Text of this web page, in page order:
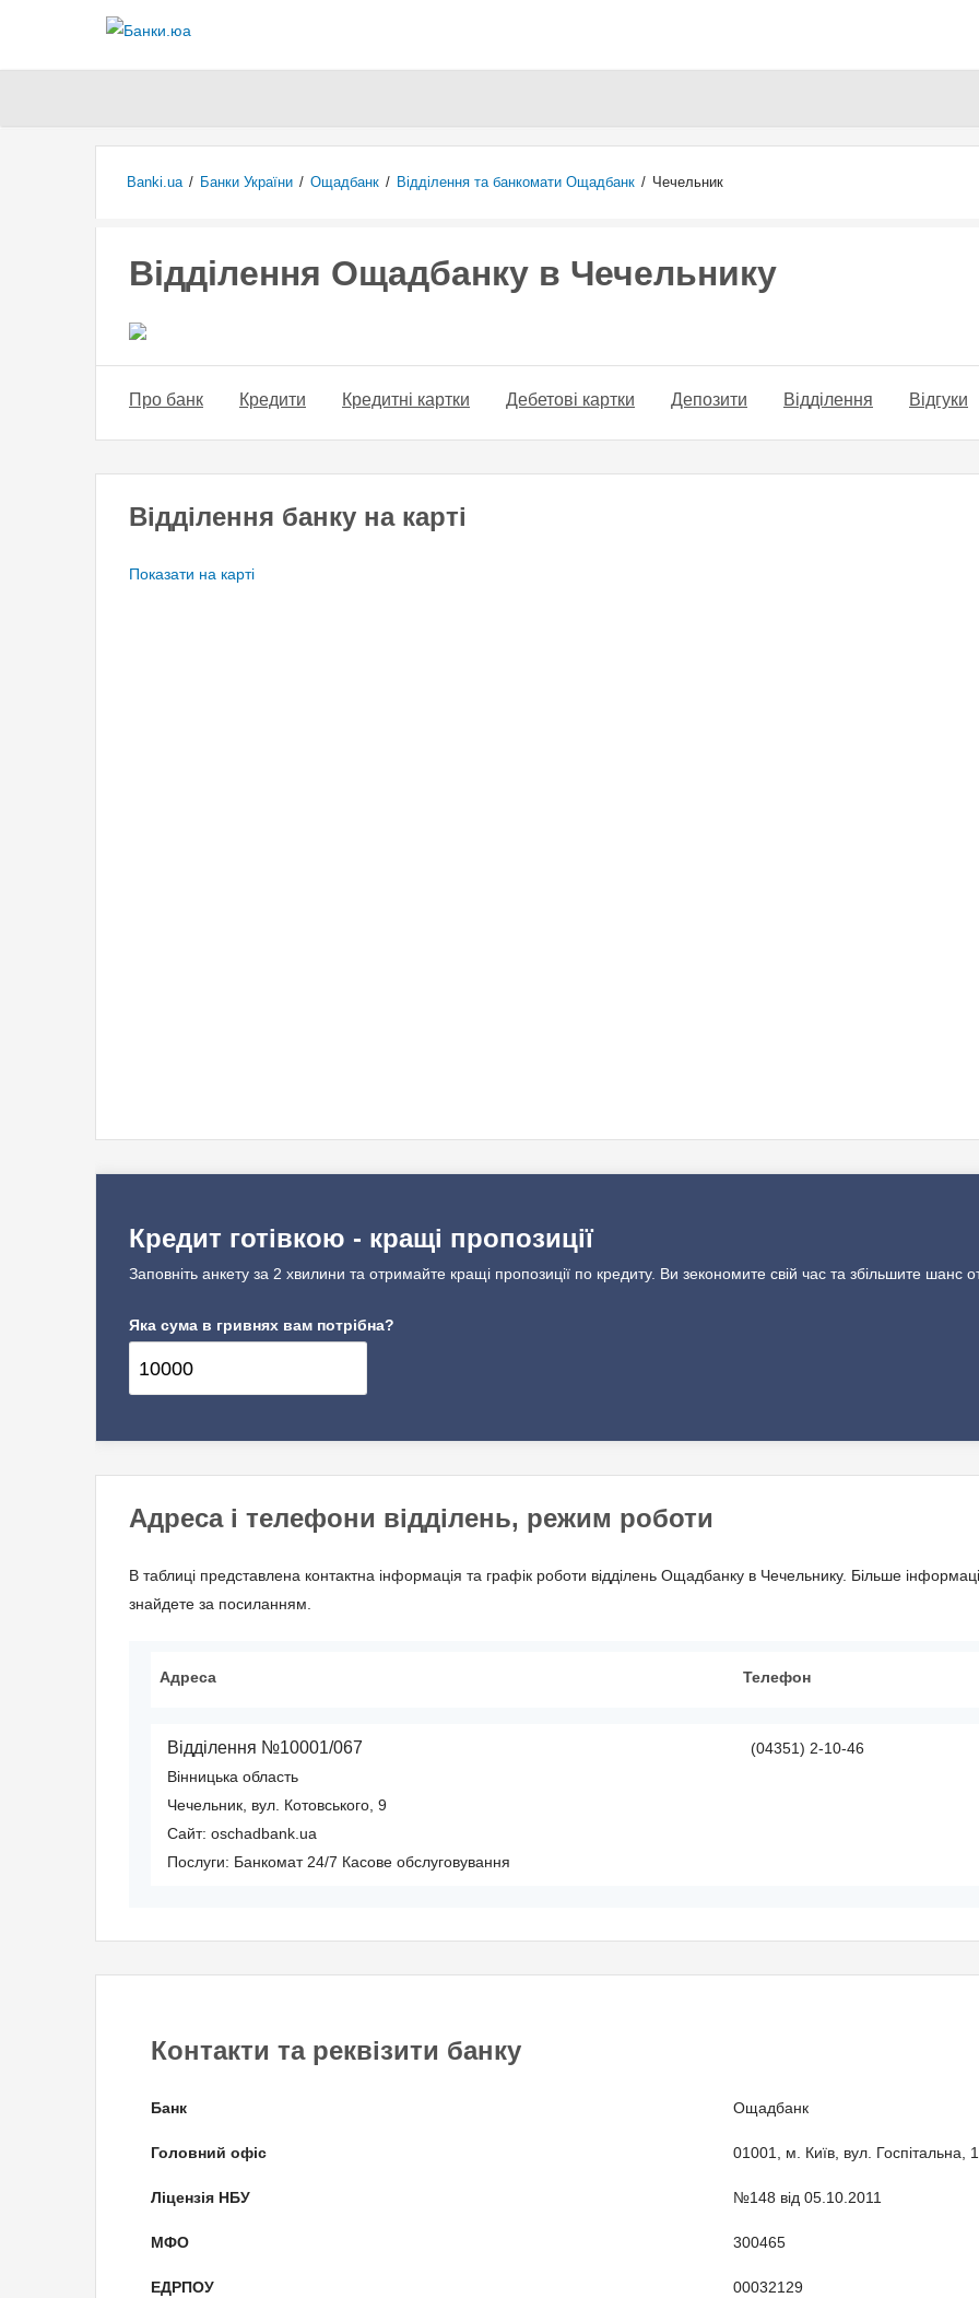
Banki.ua / Банки України / Ощадбанк / Відділення та банкомати Ощадбанк / Чечельник
Відділення Ощадбанку в Чечельнику
Про банк Кредити Кредитні картки Дебетові картки Депозити Відділення Відгуки
Відділення банку на карті
Показати на карті
Кредит готівкою - кращі пропозиції
Заповніть анкету за 2 хвилини та отримайте кращі пропозиції по кредиту. Ви зекономите свій час та збільшите шанс
Яка сума в гривнях вам потрібна?
Адреса і телефони відділень, режим роботи
В таблиці представлена контактна інформація та графік роботи відділень Ощадбанку в Чечельнику. Більше
знайдете за посиланням.
Адреса Телефон
Відділення №10001/067
Вінницька область
Чечельник, вул. Котовського, 9
Сайт: oschadbank.ua
Послуги: Банкомат 24/7 Касове обслуговування
(04351) 2-10-46
Контакти та реквізити банку
Банк Ощадбанк
Головний офіс 01001, м. Київ, вул. Госпітальна,
Ліцензія НБУ №148 від 05.10.2011
МФО 300465
ЕДРПОУ 00032129